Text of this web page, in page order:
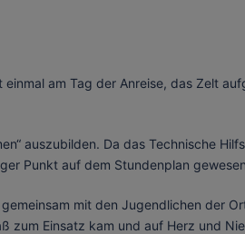
am Tag der Anreise, das Zelt
auszubilden. Da das Technische
Punkt auf dem Stundenplan
mit den Jugendlichen der
zum Einsatz kam und auf Herz und